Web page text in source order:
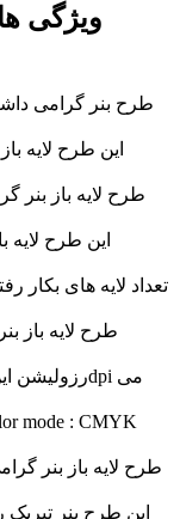
ویژگی
طرح بنر گرامی
این طرح لایه
طرح لایه باز بنر
این طرح لایه
تعداد لایه های بکار
رزولیشن
طرح لایه باز بنر
این طرح بنر